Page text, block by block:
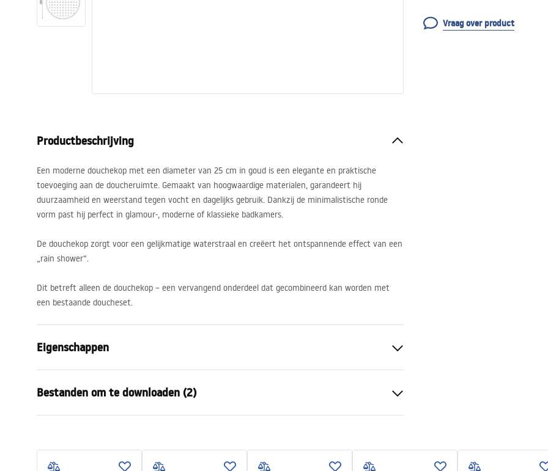
Kranen
Vraag over product
Productbeschrijving
Een moderne douchekop met een diameter van 25 cm in goud is een elegante en praktische
toevoeging aan de doucheruimte. Gemaakt van hoogwaardige materialen, garandeert hij
duurzaamheid en weerstand tegen vocht en dagelijks gebruik. Dankzij de minimalistische ronde
vorm past hij perfect in glamour-, moderne of klassieke badkamers.
De douchekop zorgt voor een gelijkmatige waterstraal en creëert het ontspannende effect van een
„rain shower“.
Dit betreft alleen de douchekop – een vervangend onderdeel dat gecombineerd kan worden met
een bestaande doucheset.
Eigenschappen
Materiaal
Af hebben
gold brush
Bestanden om te downloaden (2)
WARUNKI BEZPIECZENSTWA
ZESTAWY NATRYSKOWY.pdf
Warranty_Terms_and_Conditions_
Accessories_-_24.pdf